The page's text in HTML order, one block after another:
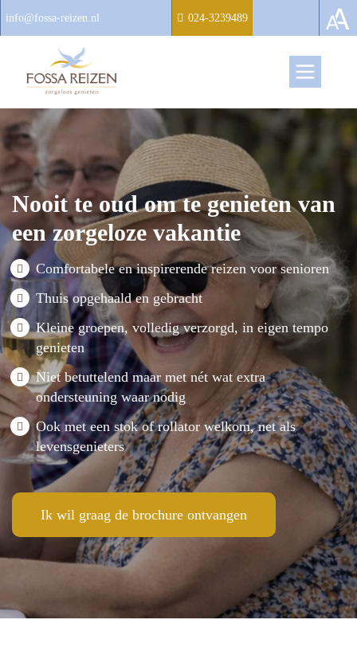
024-3239489
info@fossa-reizen.nl
Nooit te oud om te genieten van
een zorgeloze vakantie
Comfortabele en inspirerende reizen voor senioren
Thuis opgehaald en gebracht
Kleine groepen, volledig verzorgd, in eigen tempo
genieten
Niet betuttelend maar met nét wat extra
ondersteuning waar nodig
Ook met een stok of rollator welkom, net als
levensgenieters
Ik wil graag de brochure ontvangen